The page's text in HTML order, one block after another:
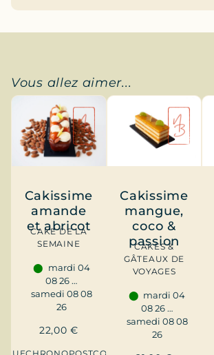
Vous allez aimer...
Cakissime
amande
et abricot
CAKE DE LA
SEMAINE
mardi 04
08 26 …
samedi 08 08
26
22,00€
Cakissime
mangue,
coco &
passion
CAKES &
GÂTEAUX DE
VOYAGES
mardi 04
08 26 …
samedi 08 08
26